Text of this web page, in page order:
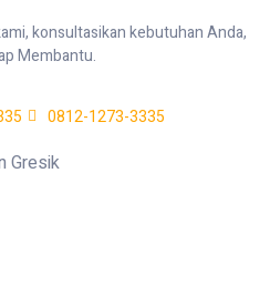
konsultasikan kebutuhan Anda,
Membantu.
0812-1273-3335
Gresik